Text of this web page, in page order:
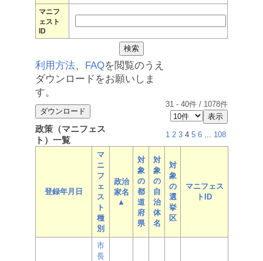
マニフ
ェスト
ID
利用方法、 FAQを閲覧のうえ
ダウンロードをお願いしま
す。
31 - 40件 / 1078件
政策（マニフェス
ト）一覧
1 2 3 4 5 6 ... 108
登録年月日
マ
ニ
フ
ェ
ス
ト
種
別
政治
家名
▲
対
象
の
都
道
府
県
対
象
の
自
治
体
名
対
象
の
選
挙
区
マニフェス
トID
市
長